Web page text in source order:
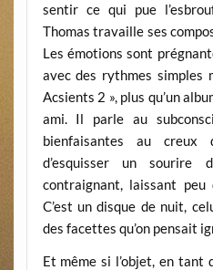
sentir ce qui pue
Thomas travaille ses
Les émotions sont
avec des rythmes simples
Acsients 2 », plus qu’un
ami. Il parle au
bienfaisantes au creux
d’esquisser un sourire
contraignant, laissant
C’est un disque de nuit,
des facettes qu’on pensait
Et même si l’objet, en tant